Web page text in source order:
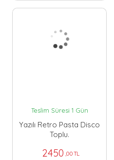
Teslim Süresi 1 Gün
Yazılı Retro Pasta Disco
Toplu.
2450 ,00 TL